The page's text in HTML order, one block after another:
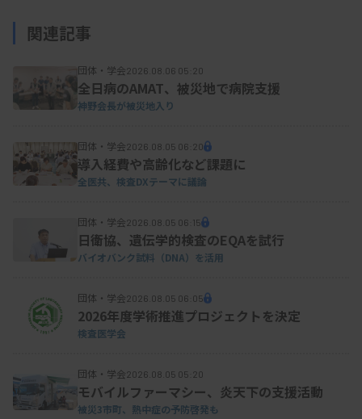
関連記事
団体・学会2026.08.06 05:20
全日病のAMAT、被災地で病院支援
神野会長が被災地入り
団体・学会2026.08.05 06:20
導入経費や高齢化など課題に
全医共、検査DXテーマに議論
団体・学会2026.08.05 06:15
日衛協、遺伝学的検査のEQAを試行
バイオバンク試料（DNA）を活用
団体・学会2026.08.05 06:05
2026年度学術推進プロジェクトを決定
検査医学会
団体・学会2026.08.05 05:20
モバイルファーマシー、炎天下の支援活動
被災3市町、熱中症の予防啓発も